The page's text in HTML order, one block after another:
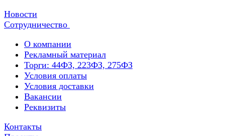
Новости
Сотрудничество
О компании
Рекламный материал
Торги: 44ФЗ, 223ФЗ, 275ФЗ
Условия оплаты
Условия доставки
Вакансии
Реквизиты
Контакты